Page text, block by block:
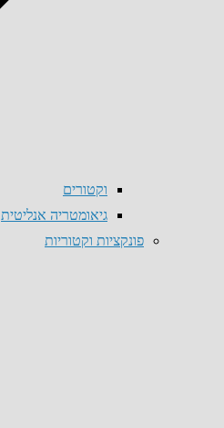
וקטורים
גיאומטריה אנליטית
פונקציות וקטוריות